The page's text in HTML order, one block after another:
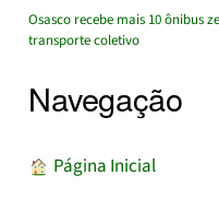
Osasco recebe mais 10 ônibus
transporte coletivo
Navegação
︎ Página Inicial